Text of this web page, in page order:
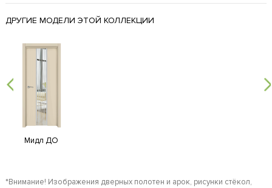
ДРУГИЕ МОДЕЛИ ЭТОЙ КОЛЛЕКЦИИ
Мидл ДО
*Внимание! Изображения дверных полотен и арок, рисунки стёкол,